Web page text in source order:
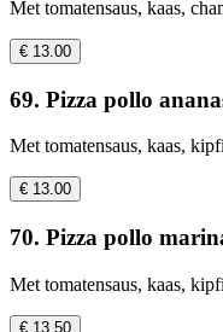
Met tomatensaus, kaas,
€ 13.00
69. Pizza pollo
Met tomatensaus, kaas,
€ 13.00
70. Pizza pollo
Met tomatensaus, kaas,
€ 13.50